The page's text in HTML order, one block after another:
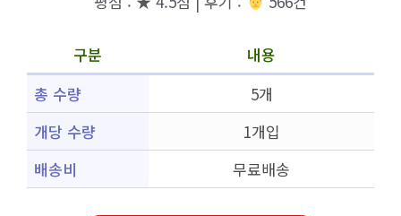
구분
내용
총 수량
5개
개당 수량
1개입
배송비
무료배송